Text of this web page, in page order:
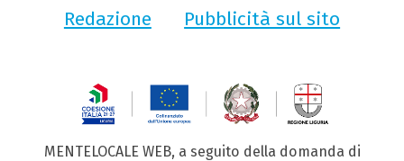
Redazione
Pubblicità sul sito
MENTELOCALE WEB, a seguito della domanda di